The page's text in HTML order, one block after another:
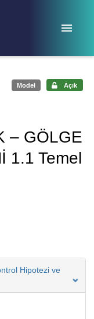
Model Açık
– GÖLGE
1.1 Temel
Hipotezi ve